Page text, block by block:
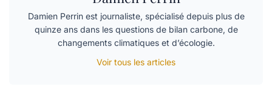
Damien Perrin est journaliste, spécialisé depuis plus de
quinze ans dans les questions de bilan carbone, de
changements climatiques et d’écologie.
Voir tous les articles